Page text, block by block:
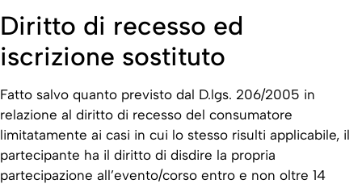
Diritto di recesso ed
iscrizione sostituto
Fatto salvo quanto previsto dal D.lgs. 206/2005 in
relazione al diritto di recesso del consumatore
limitatamente ai casi in cui lo stesso risulti applicabile, il
partecipante ha il diritto di disdire la propria
partecipazione all’evento/corso entro e non oltre 14